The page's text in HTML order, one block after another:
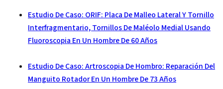
Estudio De Caso: ORIF: Placa De Malleo Lateral Y Tornillo
Interfragmentario, Tornillos De Maléolo Medial Usando
Fluoroscopia En Un Hombre De 60 Años
Estudio De Caso: Artroscopia De Hombro: Reparación Del
Manguito Rotador En Un Hombre De 73 Años